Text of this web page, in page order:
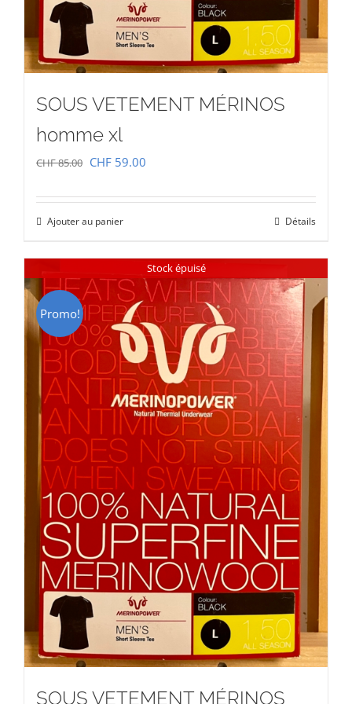
SOUS VETEMENT MÉRINOS
homme xl
CHF85.00 Le
était :
CHF 85.00.
CHF 59.00
CHF 59.00.
Ajouter au panier Détails
Stock épuisé
Promo!
SOUS VETEMENT MÉRINOS